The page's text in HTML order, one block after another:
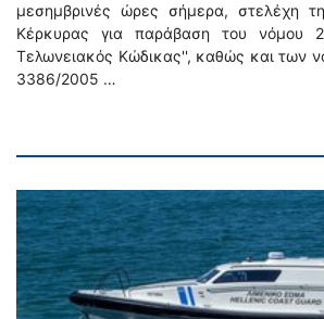
μεσημβρινές ώρες σήμερα, στελέχη
Κέρκυρας για παράβαση του νόμου
Τελωνειακός Κώδικας'', καθώς και των
3386/2005 …